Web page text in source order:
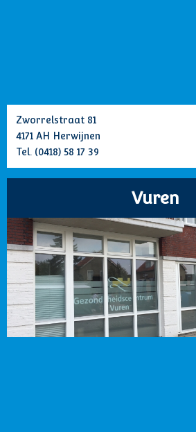
Zworrelstraat 81
4171 AH Herwijnen
Tel. (0418) 58 17 39
Vuren